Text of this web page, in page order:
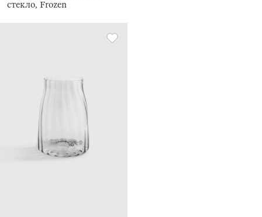
стекло, Frozen